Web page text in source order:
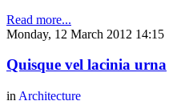
Read more...
Monday, 12 March 2012 14:15
Quisque vel lacinia urna
in Architecture